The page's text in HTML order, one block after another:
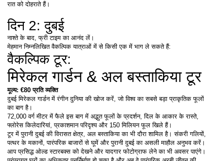
रात को दोहराते हैं।
दिन 2: दुबई
नाश्ते के बाद, फ्री टाइम का आनंद लें।
मेहमान निम्नलिखित वैकल्पिक यात्राओं में से किसी एक में भाग ले सकते हैं:
वैकल्पिक टूर:
मिरेकल गार्डन & अल बस्ताकिया टूर
मूल्य: €80 प्रति व्यक्ति
दुबई मिरेकल गार्डन में रंगीन दुनिया की खोज करें, जो विश्व का सबसे बड़ा प्राकृतिक फूलों
का बाग है।
72,000 वर्ग मीटर में फैले इस बाग में अद्भुत फूलों के प्रदर्शन, दिल के आकार के रास्ते,
फ्लोरेस किलेदारियां, प्रकाशमान परिदृश्य और 150 मिलियन फूल खिले हैं।
टूर में पुरानी दुबई की विरासत क्षेत्र, अल बस्ताकिया का भी दौरा शामिल है। संकरी गलियों,
पत्थर के मकानों, पारंपरिक बाजारों से घूमें और पुरानी दुबई का असली माहौल अनुभव करें।
आप प्रसिद्ध ओल्ड स्टारबक्स को देखने और यादगार फोटोग्राफ लेने का भी अवसर पाएंगे।